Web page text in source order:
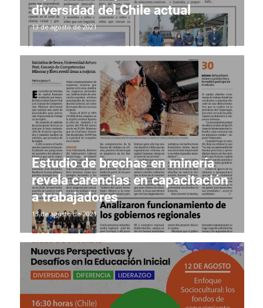
diversidad del Chile actual
13 de agosto de 2021
Estudio de brechas en minería
revela carencias en capacitación
a trabajadores
13 de agosto de 2021